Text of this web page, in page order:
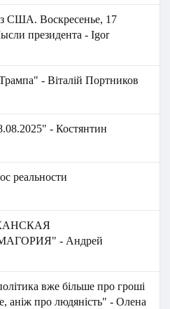
США. Воскресенье, 17
президента - Igor
- Віталій Портников
- Костянтин
реальности
- Андрей
вже більше про гроші
аніж про людяність" - Олена